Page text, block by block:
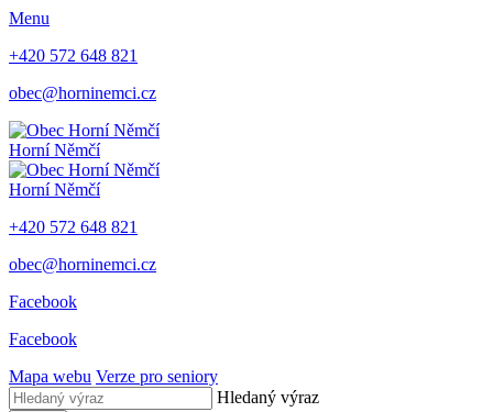
Menu
+420 572 648 821
obec@horninemci.cz
Horní Němčí
Horní Němčí
+420 572 648 821
obec@horninemci.cz
Facebook
Facebook
Mapa webu Verze pro seniory
Hledaný výraz